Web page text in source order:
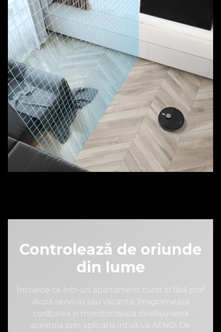
Controlează de oriunde
din lume
Întoarce-te într-un apartament curat și fără praf
după serviciu sau vacanță. Programează
curățarea și monitorizează desfășurarea
acesteia prin aplicația intuitivă AENO. De